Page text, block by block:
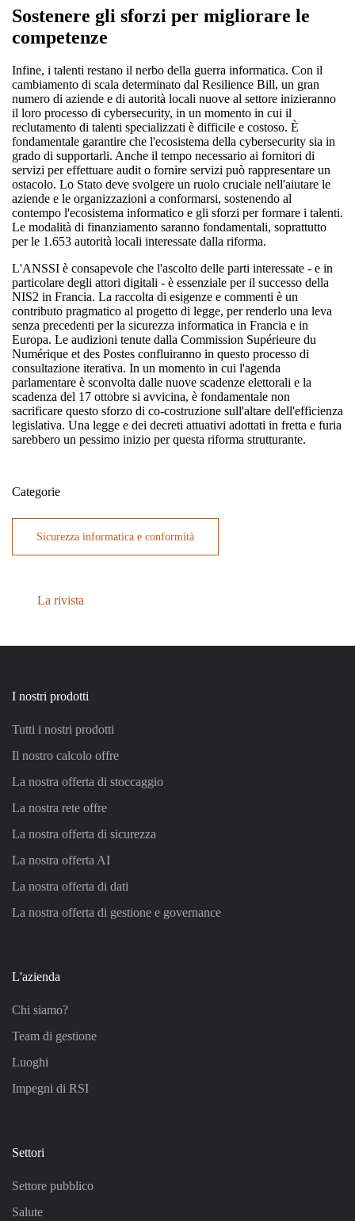
Sostenere gli sforzi per migliorare le
competenze
Infine, i talenti restano il nerbo della guerra informatica. Con il
cambiamento di scala determinato dal Resilience Bill, un gran
numero di aziende e di autorità locali nuove al settore inizieranno
il loro processo di cybersecurity, in un momento in cui il
reclutamento di talenti specializzati è difficile e costoso. È
fondamentale garantire che l'ecosistema della cybersecurity sia in
grado di supportarli. Anche il tempo necessario ai fornitori di
servizi per effettuare audit o fornire servizi può rappresentare un
ostacolo. Lo Stato deve svolgere un ruolo cruciale nell'aiutare le
aziende e le organizzazioni a conformarsi, sostenendo al
contempo l'ecosistema informatico e gli sforzi per formare i talenti.
Le modalità di finanziamento saranno fondamentali, soprattutto
per le 1.653 autorità locali interessate dalla riforma.
L'ANSSI è consapevole che l'ascolto delle parti interessate - e in
particolare degli attori digitali - è essenziale per il successo della
NIS2 in Francia. La raccolta di esigenze e commenti è un
contributo pragmatico al progetto di legge, per renderlo una leva
senza precedenti per la sicurezza informatica in Francia e in
Europa. Le audizioni tenute dalla Commission Supérieure du
Numérique et des Postes confluiranno in questo processo di
consultazione iterativa. In un momento in cui l'agenda
parlamentare è sconvolta dalle nuove scadenze elettorali e la
scadenza del 17 ottobre si avvicina, è fondamentale non
sacrificare questo sforzo di co-costruzione sull'altare dell'efficienza
legislativa. Una legge e dei decreti attuativi adottati in fretta e furia
sarebbero un pessimo inizio per questa riforma strutturante.
Categorie
Sicurezza informatica e conformità
La rivista
I nostri prodotti
Tutti i nostri prodotti
Il nostro calcolo offre
La nostra offerta di stoccaggio
La nostra rete offre
La nostra offerta di sicurezza
La nostra offerta AI
La nostra offerta di dati
La nostra offerta di gestione e governance
L'azienda
Chi siamo?
Team di gestione
Luoghi
Impegni di RSI
Settori
Settore pubblico
Salute